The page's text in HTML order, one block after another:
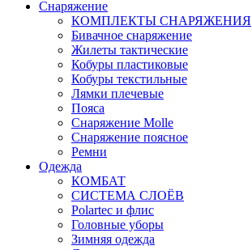
Снаряжение
КОМПЛЕКТЫ СНАРЯЖЕНИЯ
Бивачное снаряжение
Жилеты тактические
Кобуры пластиковые
Кобуры текстильные
Лямки плечевые
Пояса
Снаряжение Molle
Снаряжение поясное
Ремни
Одежда
КОМБАТ
СИСТЕМА СЛОЁВ
Polartec и флис
Головные уборы
Зимняя одежда